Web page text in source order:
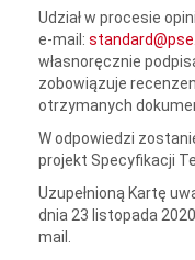
Udział w procesie
e-mail:
własnoręcznie
zobowiązuje
otrzymanych
W odpowiedzi
projekt Specyfikacji
Uzupełnioną Kartę
dnia 23 listopada
mail.